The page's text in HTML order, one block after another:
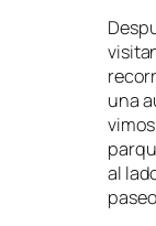
una
al